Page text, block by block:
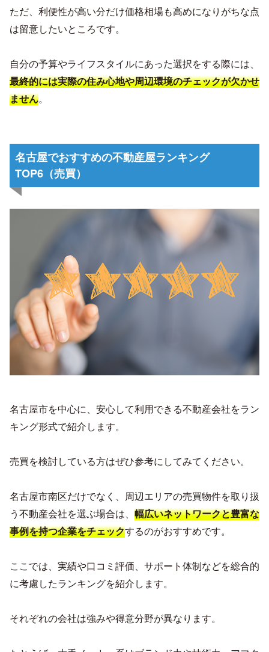
ただ、利便性が高い分だけ価格相場も高めになりがちな点
は留意したいところです。
自分の予算やライフスタイルにあった選択をする際には、
最終的には実際の住み心地や周辺環境のチェックが欠かせ
ません。
名古屋でおすすめの不動産屋ランキング
TOP6（売買）
名古屋市を中心に、安心して利用できる不動産会社をラン
キング形式で紹介します。
売買を検討している方はぜひ参考にしてみてください。
名古屋市南区だけでなく、周辺エリアの売買物件を取り扱
う不動産会社を選ぶ場合は、 幅広いネットワークと豊富な
事例を持つ企業をチェックするのがおすすめです。
ここでは、実績や口コミ評価、サポート体制などを総合的
に考慮したランキングを紹介します。
それぞれの会社は強みや得意分野が異なります。